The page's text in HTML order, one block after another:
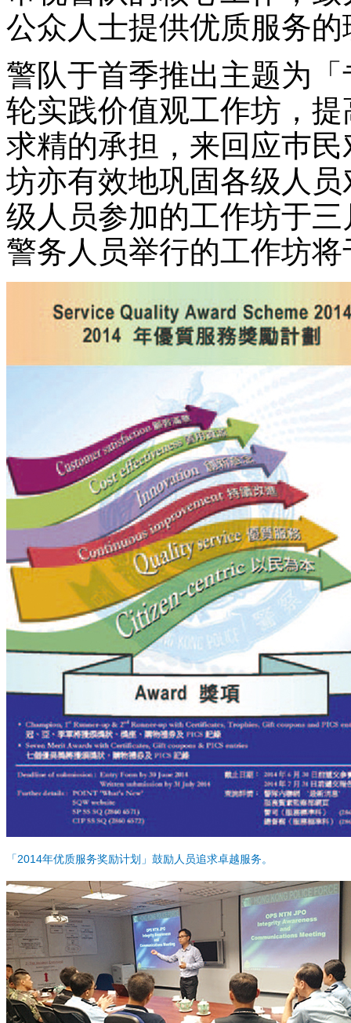
公众人士提供优质服务的
警队于首季推出主题为
轮实践价值观工作坊，
求精的承担，来回应巿
坊亦有效地巩固各级人
级人员参加的工作坊于
警务人员举行的工作坊
「2014年优质服务奖励计划」鼓励人员追求卓越服务。